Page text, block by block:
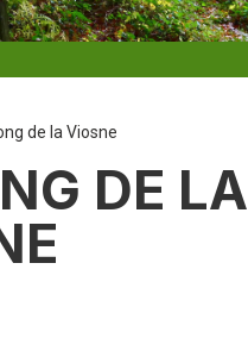
de la Viosne
DE LA